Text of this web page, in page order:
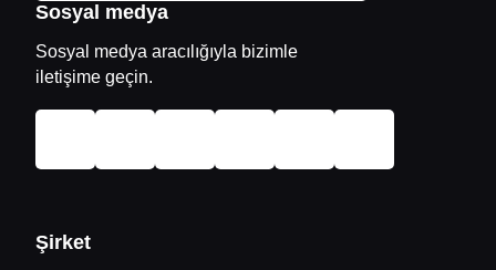
Sosyal medya
Sosyal medya aracılığıyla bizimle
iletişime geçin.
Şirket